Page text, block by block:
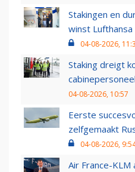
Stakingen en
winst
04-08-2026,
Staking dreigt
04-08-2026, 10:57
Eerste
zelfgemaakt
04-08-2026,
Air France-